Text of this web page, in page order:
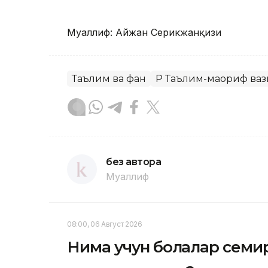
Муаллиф: Айжан Серикжанқизи
Таълим ва фан ҚР Таълим-маориф
без автора
Муаллиф
08:00, 06 Август 2026
Нима учун болалар